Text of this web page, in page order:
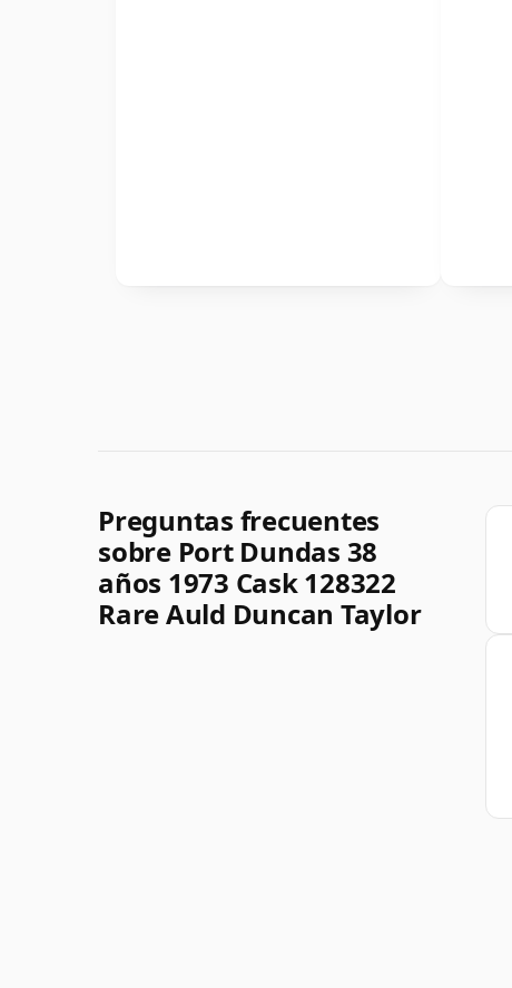
Preguntas frecuentes
sobre Port Dundas 38
años 1973 Cask 128322
Rare Auld Duncan Taylor